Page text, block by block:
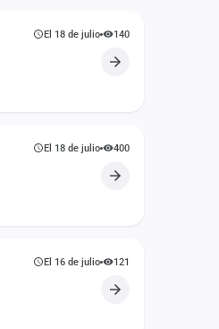
El 18 de julio 140
El 18 de julio 400
El 16 de julio 121